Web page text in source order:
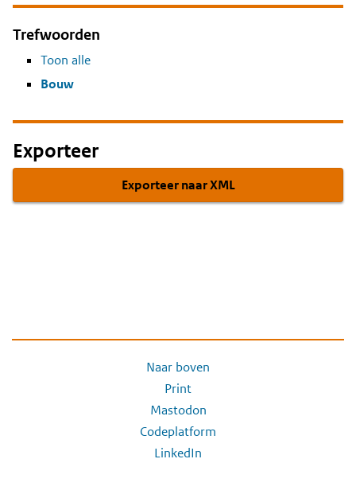
Trefwoorden
Toon alle
Bouw
Exporteer
Exporteer naar XML
Naar boven
Print
Mastodon
Codeplatform
LinkedIn